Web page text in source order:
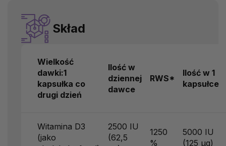
Skład
Wielkość
dawki:1
kapsułka co
drugi dzień
Ilość w
dziennej
dawce
RWS*
Ilość w 1
kapsułce
Witamina D3
(jako
2500 IU
(62,5
1250
%
5000 IU
(125 μg)